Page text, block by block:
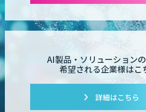
デジパーク
AI製品・ソリューション
希望される企業様はこ
詳細はこちら